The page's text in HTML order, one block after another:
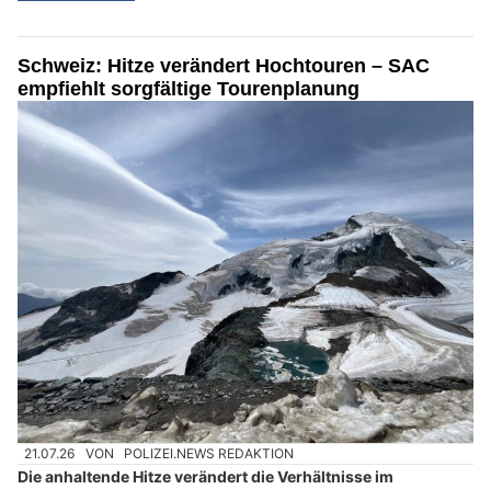
Schweiz: Hitze verändert Hochtouren – SAC
empfiehlt sorgfältige Tourenplanung
21.07.26 VON POLIZEI.NEWS REDAKTION
Die anhaltende Hitze verändert die Verhältnisse im